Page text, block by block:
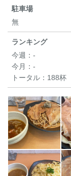
駐車場
無
ランキング
今週： -
今月： -
トータル： 188杯